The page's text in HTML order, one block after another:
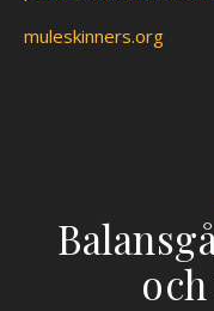
muleskinners.org